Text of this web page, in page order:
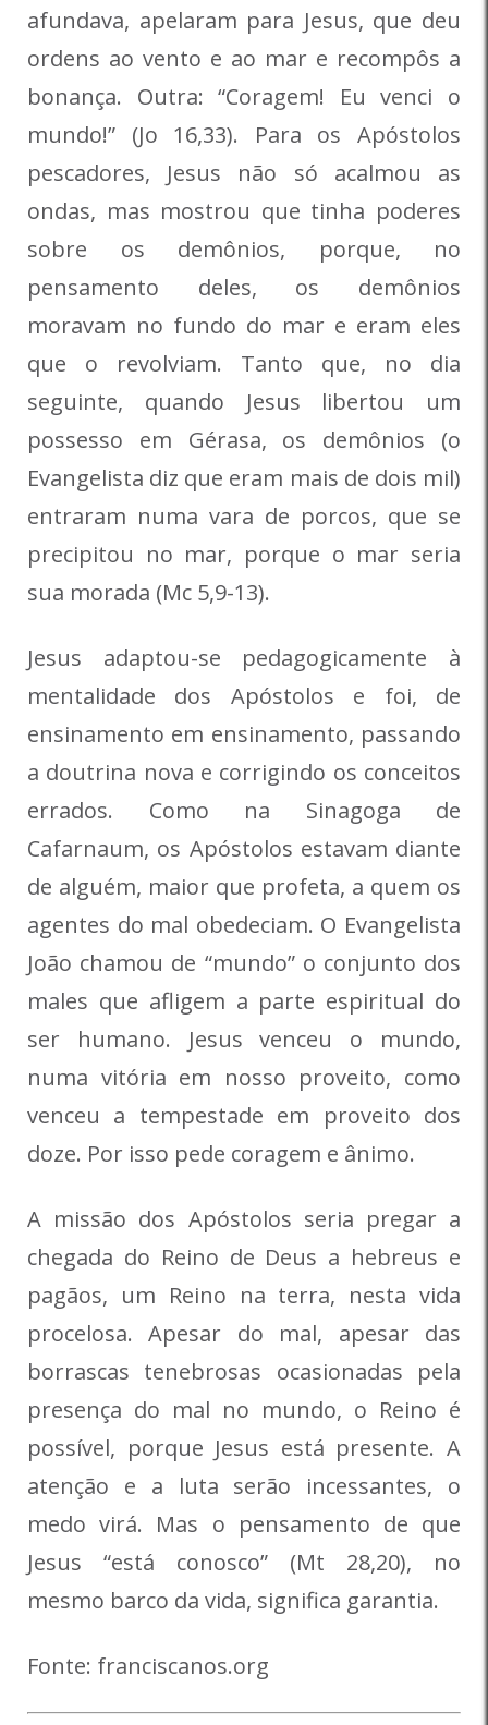
afundava, apelaram para Jesus, que deu
ordens ao vento e ao mar e recompôs a
bonança. Outra: “Coragem! Eu venci o
mundo!” (Jo 16,33). Para os Apóstolos
pescadores, Jesus não só acalmou as
ondas, mas mostrou que tinha poderes
sobre os demônios, porque, no
pensamento deles, os demônios
moravam no fundo do mar e eram eles
que o revolviam. Tanto que, no dia
seguinte, quando Jesus libertou um
possesso em Gérasa, os demônios (o
Evangelista diz que eram mais de dois mil)
entraram numa vara de porcos, que se
precipitou no mar, porque o mar seria
sua morada (Mc 5,9-13).
Jesus adaptou-se pedagogicamente à
mentalidade dos Apóstolos e foi, de
ensinamento em ensinamento, passando
a doutrina nova e corrigindo os conceitos
errados. Como na Sinagoga de
Cafarnaum, os Apóstolos estavam diante
de alguém, maior que profeta, a quem os
agentes do mal obedeciam. O Evangelista
João chamou de “mundo” o conjunto dos
males que afligem a parte espiritual do
ser humano. Jesus venceu o mundo,
numa vitória em nosso proveito, como
venceu a tempestade em proveito dos
doze. Por isso pede coragem e ânimo.
A missão dos Apóstolos seria pregar a
chegada do Reino de Deus a hebreus e
pagãos, um Reino na terra, nesta vida
procelosa. Apesar do mal, apesar das
borrascas tenebrosas ocasionadas pela
presença do mal no mundo, o Reino é
possível, porque Jesus está presente. A
atenção e a luta serão incessantes, o
medo virá. Mas o pensamento de que
Jesus “está conosco” (Mt 28,20), no
mesmo barco da vida, significa garantia.
Fonte: franciscanos.org